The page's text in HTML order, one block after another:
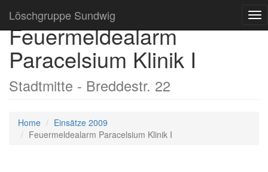
Löschgruppe Sundwig
Feuermeldealarm
Paracelsium Klinik I
Stadtmitte - Breddestr. 22
Home
Einsätze 2009
Feuermeldealarm Paracelsium Klinik I